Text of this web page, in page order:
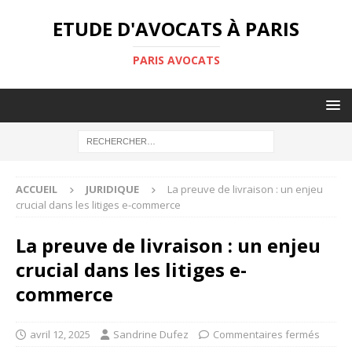
ETUDE D'AVOCATS À PARIS
PARIS AVOCATS
ACCUEIL JURIDIQUE
La preuve de livraison : un enjeu
crucial dans les litiges e-commerce
La preuve de livraison : un enjeu
crucial dans les litiges e-
commerce
avril 12, 2025 Sandrine Dufez Commentaires fermés